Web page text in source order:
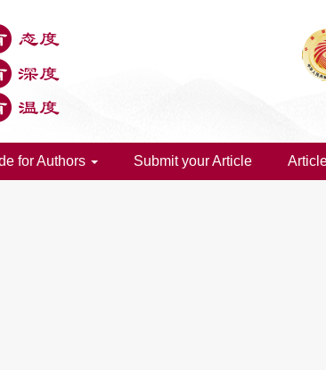
for Authors Submit your Article